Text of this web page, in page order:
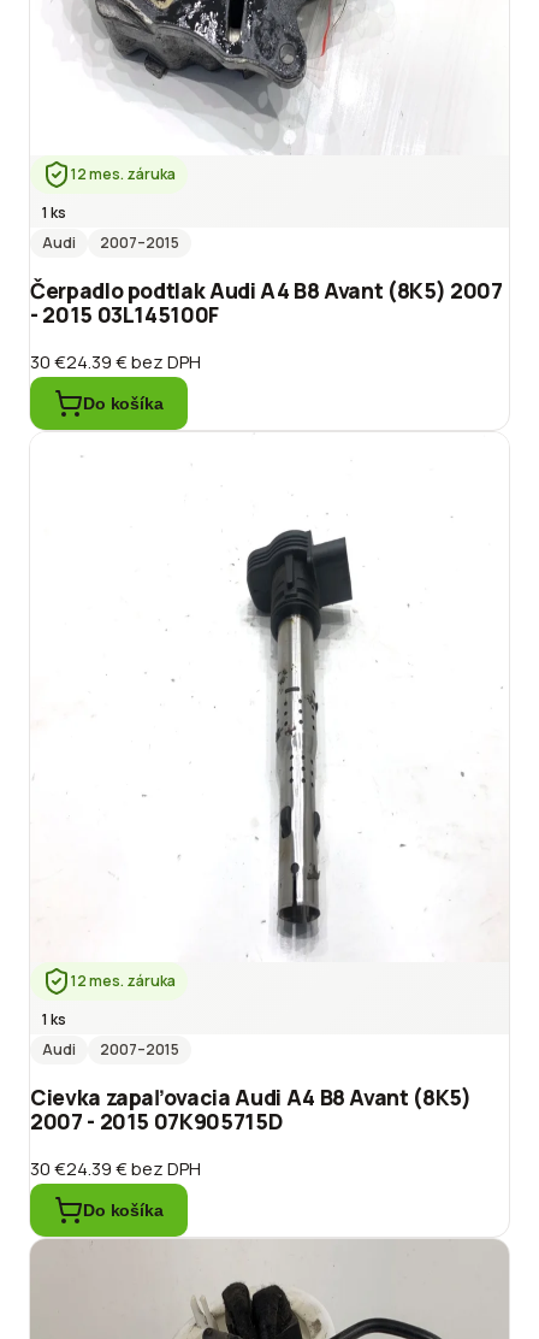
12 mes. záruka
1 ks
Audi
2007–2015
Čerpadlo podtlak Audi A4 B8 Avant (8K5) 2007
- 2015 03L145100F
30 €24.39 €bez DPH
Do košíka
12 mes. záruka
1 ks
Audi
2007–2015
Cievka zapaľovacia Audi A4 B8 Avant (8K5)
2007 - 2015 07K905715D
30 €24.39 €bez DPH
Do košíka